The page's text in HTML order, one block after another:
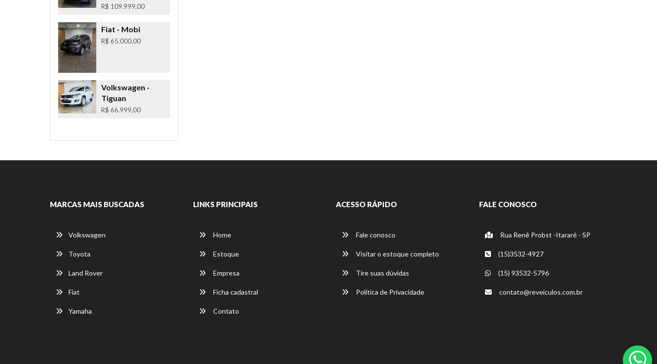
R$ 109.999,00
Fiat - Mobi
R$ 65.000,00
Volkswagen -
Tiguan
R$ 66.999,00
MARCAS MAIS BUSCADAS
Volkswagen
Toyota
Land Rover
Fiat
Yamaha
LINKS PRINCIPAIS
Home
Estoque
Empresa
Ficha cadastral
Contato
ACESSO RÁPIDO
Fale conosco
Visitar o estoque completo
Tire suas dúvidas
Política de Privacidade
FALE CONOSCO
Rua Renê Probst -Itararé - SP
(15)3532-4927
(15) 93532-5796
contato@reveiculos.com.br